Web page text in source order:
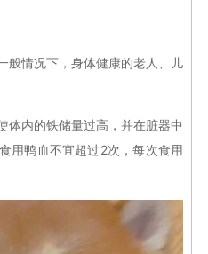
般情况下，身体健康的老人、儿
体内的铁储量过高，并在脏器中
用鸭血不宜超过2次，每次食用